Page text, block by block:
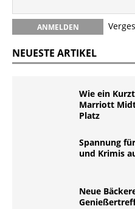
NEUESTE ARTIKEL
Wie ein
Marriott
Platz
Spannung
und Krimis
Neue